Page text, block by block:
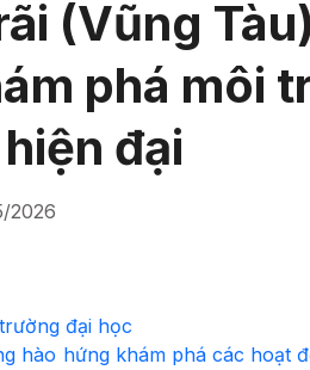
(Vũng
phá môi
đại
2026
đại học
hào hứng khám phá các hoạt